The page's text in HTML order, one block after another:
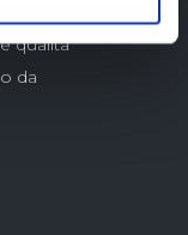
qualità
da